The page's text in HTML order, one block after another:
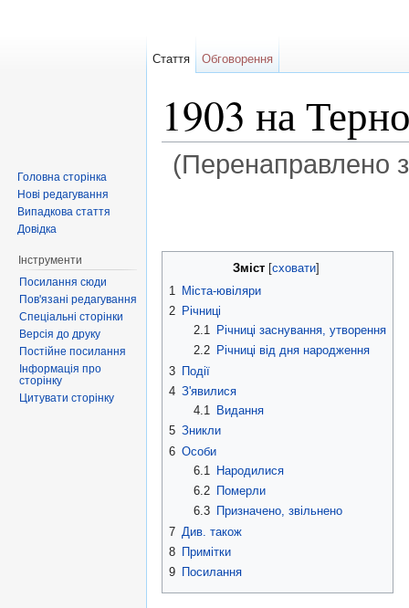
1903 на
(Перенаправлено
Зміст[сховати]
1
Міста-ювіляри
2 Річниці
2.1
Річниці заснування, утворення
2.2
Річниці від дня народження
3 Події
4 З'явилися
4.1
Видання
5 Зникли
6 Особи
6.1
Народилися
6.2
Померли
6.3
Призначено, звільнено
7 Див. також
8 Примітки
9 Посилання
Стаття Обговорення
Головна сторінка
Нові редагування
Випадкова стаття
Довідка
Інструменти
Посилання сюди
Пов'язані редагування
Спеціальні сторінки
Версія до друку
Постійне посилання
Інформація про
сторінку
Цитувати сторінку